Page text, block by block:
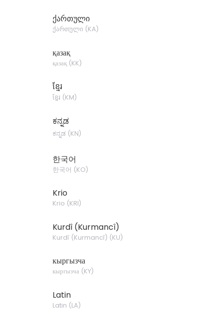
ქართული
ქართული (KA)
қазақ
қазақ(KK)
ខ្មែរ
ខ្មែរ (KM)
ಕನ್ನಡ
ಕನ್ನಡ (KN)
한국어
한국어 (KO)
Krio
Krio (KRI)
Kurdî (Kurmancî)
Kurdî (Kurmancî) (KU)
кыргызча
кыргызча (KY)
Latin
Latin (LA)